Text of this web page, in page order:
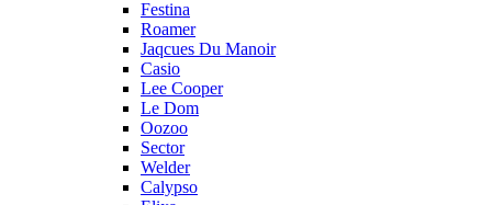
Festina
Roamer
Jaqcues Du Manoir
Casio
Lee Cooper
Le Dom
Oozoo
Sector
Welder
Calypso